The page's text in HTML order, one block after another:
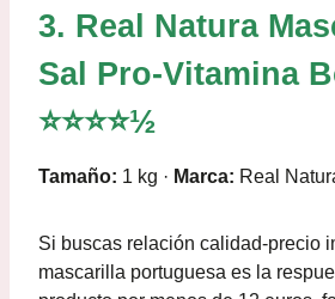
3. Real Natura
Sal Pro-Vitamina
⭐⭐⭐⭐½
Tamaño: 1 kg · Marca: Real
Si buscas relación calidad-precio
mascarilla portuguesa es la